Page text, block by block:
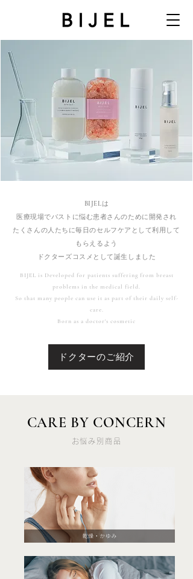
BIJELは
医療現場でバストに悩む患者さんのために開発され
たくさんの人たちに毎日のセルフケアとして利用して
もらえるよう
ドクターズコスメとして誕生しました
BIJEL is Developed for patients suffering from breast
problems in the medical field.
So that many people can use it as part of their daily self-
care.
Born as a doctor's cosmetic
ドクターのご紹介
CARE BY CONCERN
お悩み別商品